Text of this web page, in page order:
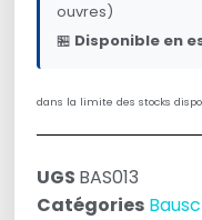
ouvres)
🏪 Disponible en
dans la limite des stocks
UGS BAS013
Catégories